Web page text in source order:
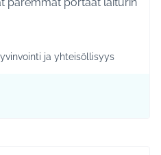
Etelä-Tuusulan kylät
tulokset teeman mukaan:
ja yhteisöllisyys